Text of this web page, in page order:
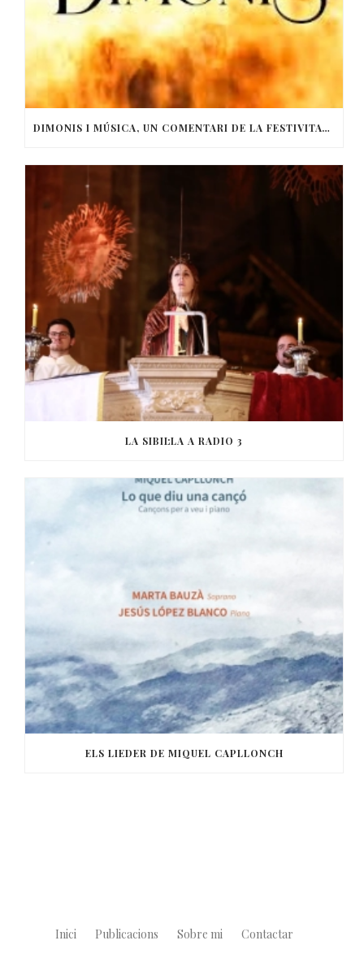
DIMONIS I MÚSICA, UN COMENTARI DE LA FESTIVITAT DE SANT ANTONI
LA SIBIL·LA A RADIO 3
ELS LIEDER DE MIQUEL CAPLLONCH
Inici Publicacions Sobre mi Contactar